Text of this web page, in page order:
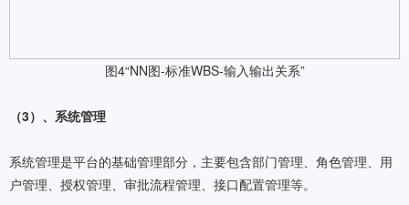
图4“NN图-标准WBS-输入输出关系”
（3）、系统管理
系统管理是平台的基础管理部分，主要包含部门管理、角色管理、用
户管理、授权管理、审批流程管理、接口配置管理等。